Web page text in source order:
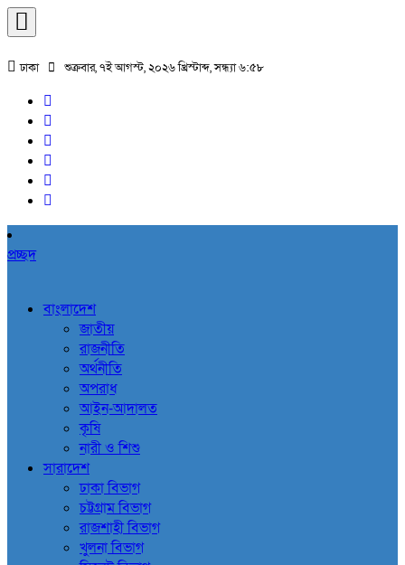
ঢাকা শুক্রবার, ৭ই আগস্ট, ২০২৬ খ্রিস্টাব্দ, সন্ধ্যা ৬:৫৮
প্রচ্ছদ
বাংলাদেশ
জাতীয়
রাজনীতি
অর্থনীতি
অপরাধ
আইন-আদালত
কৃষি
নারী ও শিশু
সারাদেশ
ঢাকা বিভাগ
চট্টগ্রাম বিভাগ
রাজশাহী বিভাগ
খুলনা বিভাগ